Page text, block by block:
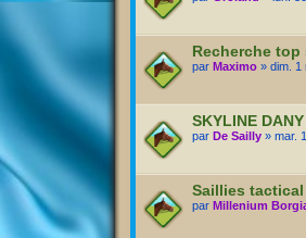
Recherche top
par Maximo » dim. 1
SKYLINE DANY
par De Sailly » mar.
Saillies
par Millenium